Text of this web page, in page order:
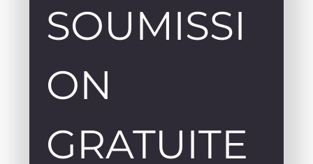
SOUMISSI
ON
GRATUITE